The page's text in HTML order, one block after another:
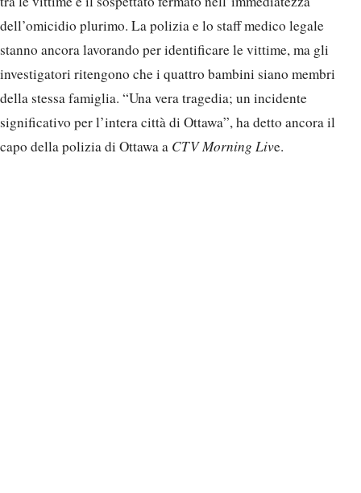
dell’omicidio plurimo. La polizia e lo staff medico legale
stanno ancora lavorando per identificare le vittime, ma gli
investigatori ritengono che i quattro bambini siano membri
della stessa famiglia. “Una vera tragedia; un incidente
significativo per l’intera città di Ottawa”, ha detto ancora il
capo della polizia di Ottawa a CTV Morning Live.